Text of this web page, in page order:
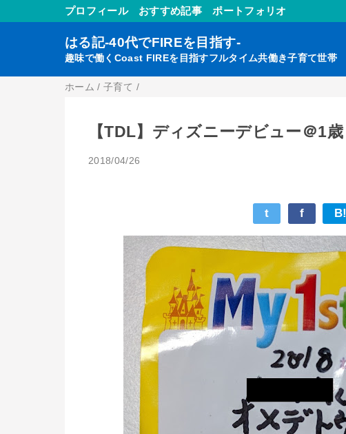
プロフィール おすすめ記事 ポートフォリオ
はる記-40代でFIREを目指す-
趣味で働くCoast FIREを目指すフルタイム共働き子育て世帯
ホーム /子育て /
【TDL】ディズニーデビュー＠1歳
2018/04/26
t f B!